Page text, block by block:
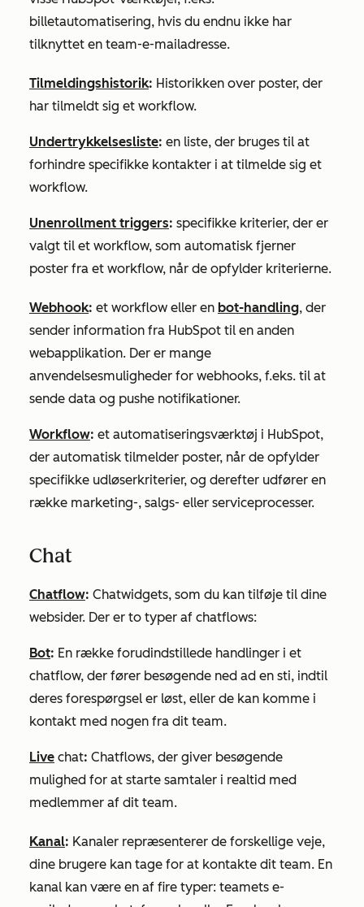
billetautomatisering, hvis du endnu ikke har
tilknyttet en team-e-mailadresse.
Tilmeldingshistorik: Historikken over poster, der
har tilmeldt sig et workflow.
Undertrykkelsesliste: en liste, der bruges til at
forhindre specifikke kontakter i at tilmelde sig et
workflow.
Unenrollment triggers: specifikke kriterier, der er
valgt til et workflow, som automatisk fjerner
poster fra et workflow, når de opfylder kriterierne.
Webhook: et workflow eller en bot-handling, der
sender information fra HubSpot til en anden
webapplikation. Der er mange
anvendelsesmuligheder for webhooks, f.eks. til at
sende data og pushe notifikationer.
Workflow: et automatiseringsværktøj i HubSpot,
der automatisk tilmelder poster, når de opfylder
specifikke udløserkriterier, og derefter udfører en
række marketing-, salgs- eller serviceprocesser.
Chat
Chatflow: Chatwidgets, som du kan tilføje til dine
websider. Der er to typer af chatflows:
Bot: En række forudindstillede handlinger i et
chatflow, der fører besøgende ned ad en sti, indtil
deres forespørgsel er løst, eller de kan komme i
kontakt med nogen fra dit team.
Live chat: Chatflows, der giver besøgende
mulighed for at starte samtaler i realtid med
medlemmer af dit team.
Kanal: Kanaler repræsenterer de forskellige veje,
dine brugere kan tage for at kontakte dit team. En
kanal kan være en af fire typer: teamets e-